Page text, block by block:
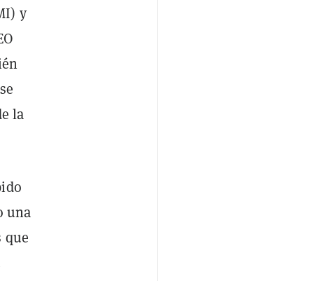
y
la
una
que